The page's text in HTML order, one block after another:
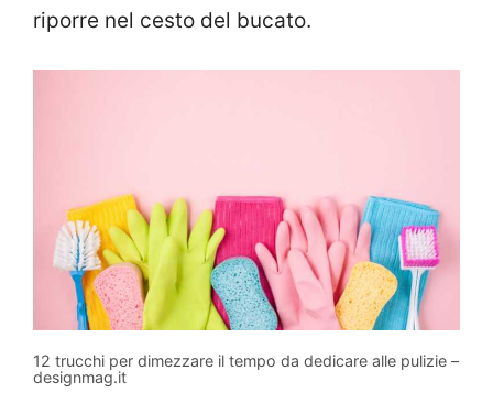
riporre nel cesto del bucato.
12 trucchi per dimezzare il tempo da dedicare alle pulizie –
designmag.it